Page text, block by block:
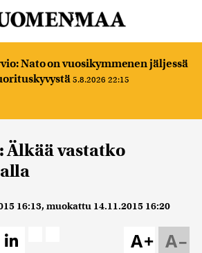
Nato on vuosikymmenen jäljessä
5.8.2026 22:15
vastatko
16:13, muokattu 14.11.2015 16:20
A–
A+